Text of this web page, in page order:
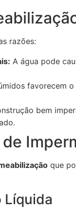
razões:
A água pode
favorecem
bem
que
Líquida